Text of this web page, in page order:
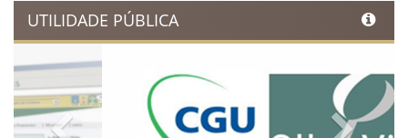
Ibimirim inicia contagem
regressiva para o Dia
Publicado em: 9 de março de 2026
VER TODAS NOTÍCIAS